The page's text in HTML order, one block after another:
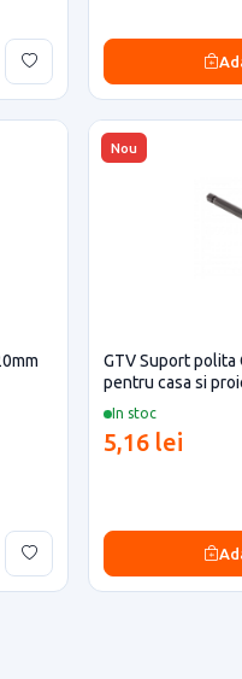
Nou
In stoc
GTV Suport polita
pentru casa si
5,16 lei